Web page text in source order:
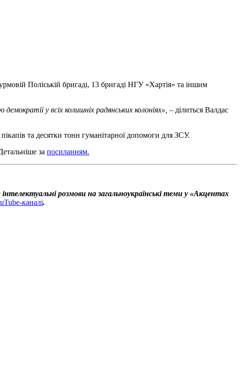
Поліській бригаді, 13 бригаді НГУ «Хартія» та іншим
у всіх колишніх радянських колоніях», – ділиться Валдас
та десятки тонн гуманітарної допомоги для ЗСУ.
за посиланням.
розмови на загальноукраїнські теми у «Акцентах
каналі.